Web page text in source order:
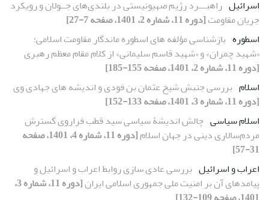
اسرائیل راهبـــرد رژیم صهیونیستی در بلندی‌های جــولان و رویکرد
جریان مقاومت[دوره 11، شماره 2، 1401، صفحه 7-27]
اسطوره بازشناسی مؤلفه های اسطوره ماندگار مقاومت اسلامی؛
«شهید چمران» و «شهید قاسم سلیمانی» از کلام مقام معظم رهبری
[دوره 11، شماره 2، 1401، صفحه 155-185]
اسلام بررسی جنبش شیخ عثمان بن فودی و اندیشه های جهادی وی
[دوره 11، شماره 3، 1401، صفحه 133-152]
اسلام سیاسی چالش اندیشۀ سیاسی سید قطب فراروی گسترش
مردم‌سالاری دینی در جهان اسلام
[دوره 11، شماره 4، 1401، صفحه
31-57]
اعراب و اسرائیل بررسی عادی سازی روابط اعراب و اسرائیل و
پیامدهای آن بر امنیت ملی جمهوری اسلامی ایران
[دوره 11، شماره 3،